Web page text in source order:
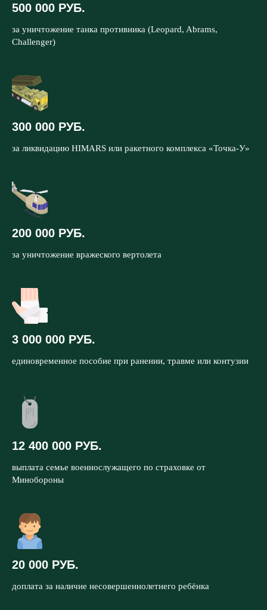
500 000 РУБ.
за уничтожение танка противника (Leopard, Abrams,
Challenger)
300 000 РУБ.
за ликвидацию HIMARS или ракетного комплекса «Точка-У»
200 000 РУБ.
за уничтожение вражеского вертолета
3 000 000 РУБ.
единовременное пособие при ранении, травме или контузии
12 400 000 РУБ.
выплата семье военнослужащего по страховке от
Минобороны
20 000 РУБ.
доплата за наличие несовершеннолетнего ребёнка